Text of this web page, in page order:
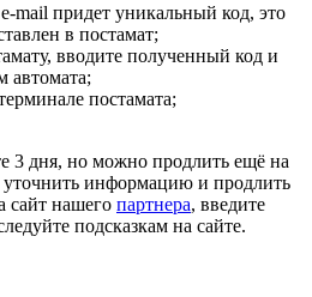
mail придет уникальный код, это
в постамат;
вводите полученный код и
автомата;
постамата;
3 дня, но можно продлить ещё на
информацию и продлить
сайт нашего партнера, введите
подсказкам на сайте.